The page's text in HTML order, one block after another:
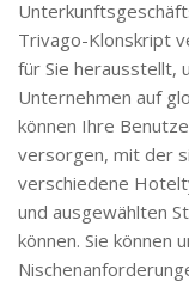
Trivago-Klonskript
für Sie herausstellt,
Unternehmen auf
können Ihre
versorgen, mit der
verschiedene
und ausgewählten
können. Sie können